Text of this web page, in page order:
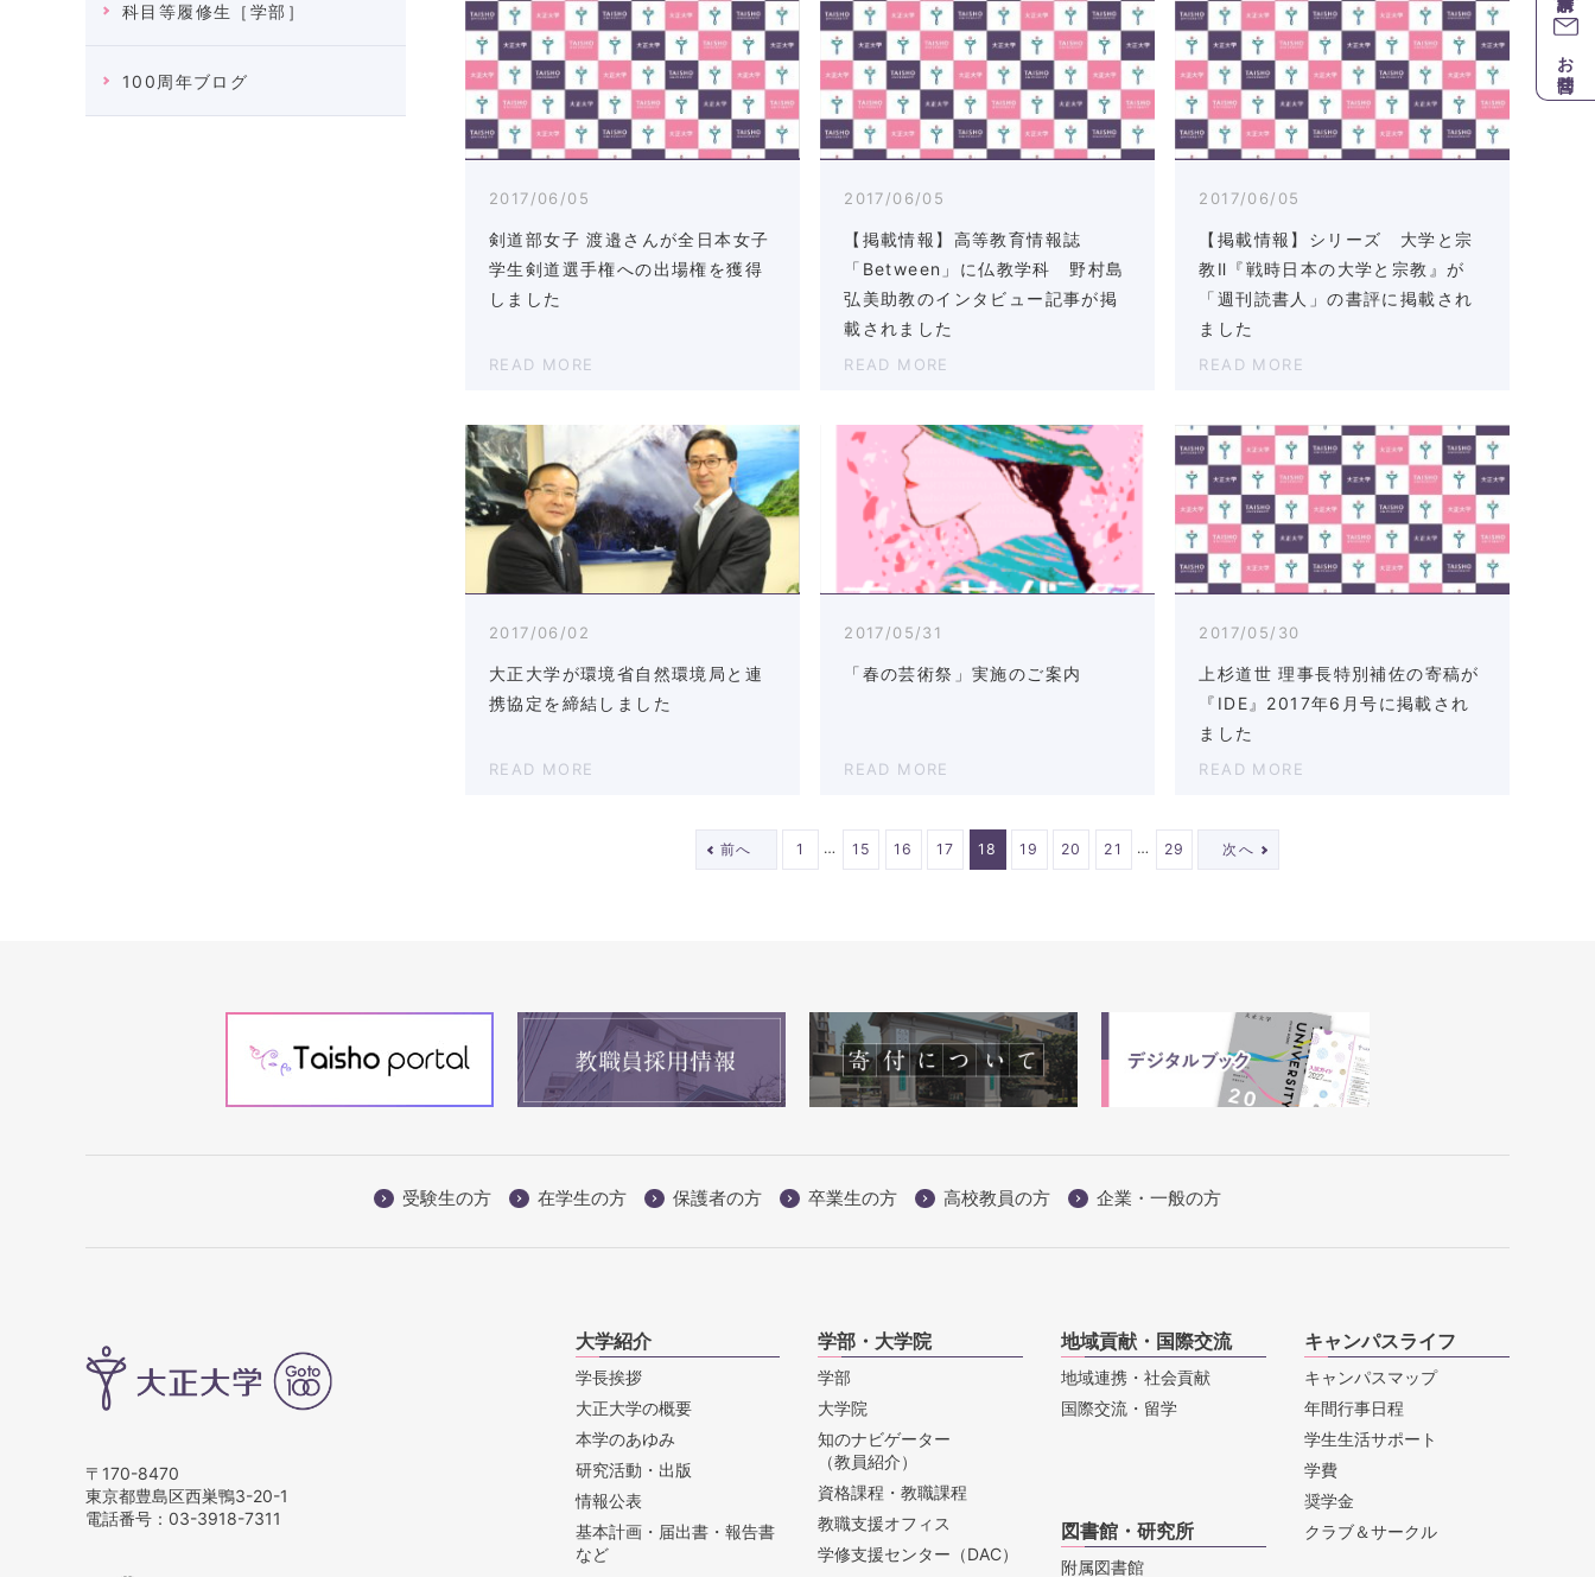
科目等履修生［学部］
100周年ブログ
2017/06/05
剣道部女子 渡邉さんが全日本女子
学生剣道選手権への出場権を獲得
しました
READ MORE
2017/06/05
【掲載情報】高等教育情報誌
「Between」に仏教学科 野村島
弘美助教のインタビュー記事が掲
載されました
READ MORE
2017/06/05
【掲載情報】シリーズ 大学と宗
教Ⅱ『戦時日本の大学と宗教』が
「週刊読書人」の書評に掲載され
ました
READ MORE
2017/06/02
大正大学が環境省自然環境局と連
携協定を締結しました
READ MORE
2017/05/31
「春の芸術祭」実施のご案内
READ MORE
2017/05/30
上杉道世 理事長特別補佐の寄稿が
『IDE』2017年6月号に掲載され
ました
READ MORE
前へ 1 … 15 16 17 18 19 20 21 … 29 次へ
受験生の方 在学生の方 保護者の方 卒業生の方 高校教員の方 企業・一般の方
〒170-8470
東京都豊島区西巣鴨3-20-1
電話番号： 03-3918-7311
大学紹介
学長挨拶
大正大学の概要
本学のあゆみ
研究活動・出版
情報公表
基本計画・届出書・報告書
など
学部・大学院
学部
大学院
知のナビゲーター
（教員紹介）
資格課程・教職課程
教職支援オフィス
学修支援センター（DAC）
地域貢献・国際交流
地域連携・社会貢献
国際交流・留学
キャンパスライフ
キャンパスマップ
年間行事日程
学生生活サポート
学費
奨学金
クラブ＆サークル
図書館・研究所
附属図書館
お問合せ